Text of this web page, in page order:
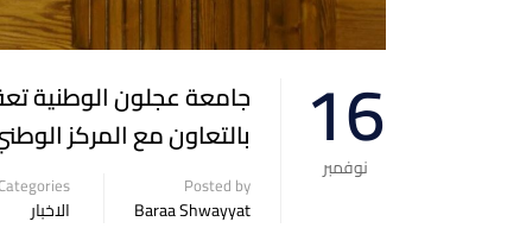
16
نوفمبر
جامعة عجلون الوطنية
بالتعاون مع المركز
Posted by
Baraa Shwayyat الاخبار